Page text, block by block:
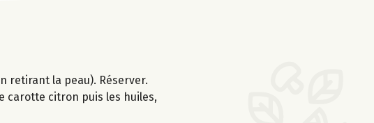
retirant la peau). Réserver.
carotte citron puis les huiles,